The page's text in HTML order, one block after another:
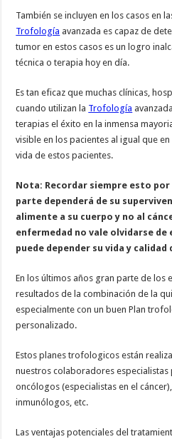
También se incluyen en los casos en
Trofología avanzada es capaz de
tumor en estos casos es un logro
técnica o terapia hoy en día.
Es tan eficaz que muchas clínicas,
cuando utilizan la Trofología
terapias el éxito en la inmensa
visible en los pacientes al igual que
vida de estos pacientes.
Nota: Recordar siempre esto por
parte dependerá de su
alimente a su cuerpo y no al
enfermedad no vale olvidarse
puede depender su vida y calidad
En los últimos años gran parte de los
resultados de la combinación de la
especialmente con un buen Plan
personalizado.
Estos planes trofologicos están
nuestros colaboradores
oncólogos (especialistas en el
inmunólogos, etc.
Las ventajas potenciales del